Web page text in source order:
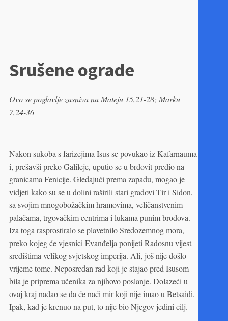
Srušene ograde
Ovo se poglavlje zasniva na Mateju 15,21-28; Marku
7,24-36
Nakon sukoba s farizejima Isus se povukao iz Kafarnauma
i, prešavši preko Galileje, uputio se u brdovit predio na
granicama Fenicije. Gledajući prema zapadu, mogao je
vidjeti kako su se u dolini raširili stari gradovi Tir i Sidon,
sa svojim mnogobožačkim hramovima, veličanstvenim
palačama, trgovačkim centrima i lukama punim brodova.
Iza toga rasprostiralo se plavetnilo Sredozemnog mora,
preko kojeg će vjesnici Evanđelja ponijeti Radosnu vijest
središtima velikog svjetskog imperija. Ali, još nije došlo
vrijeme tome. Neposredan rad koji je stajao pred Isusom
bila je priprema učenika za njihovo poslanje. Dolazeći u
ovaj kraj nadao se da će naći mir koji nije imao u Betsaidi.
Ipak, kad je krenuo na put, to nije bio Njegov jedini cilj.